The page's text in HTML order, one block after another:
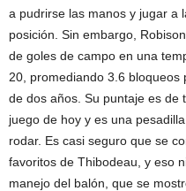
a pudrirse las manos y jugar a
posición. Sin embargo,
de goles de campo en una
20, promediando 3.6
de dos años. Su puntaje es de
juego de hoy y es una
rodar. Es casi seguro que se
favoritos de Thibodeau, y eso
manejo del balón, que se